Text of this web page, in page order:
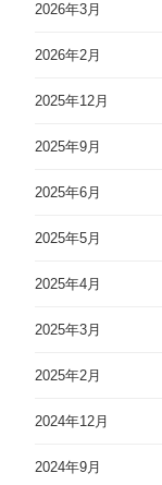
2026年3月
2026年2月
2025年12月
2025年9月
2025年6月
2025年5月
2025年4月
2025年3月
2025年2月
2024年12月
2024年9月